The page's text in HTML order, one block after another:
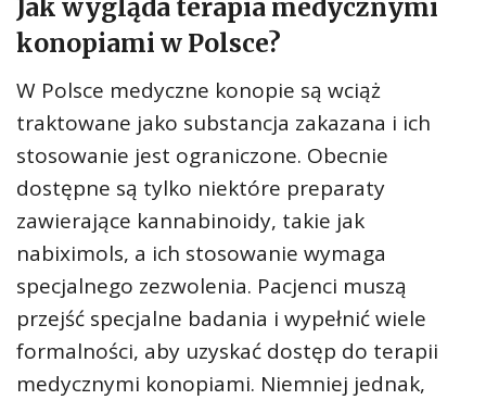
Jak wygląda terapia medycznymi
konopiami w Polsce?
W Polsce medyczne konopie są wciąż
traktowane jako substancja zakazana i ich
stosowanie jest ograniczone. Obecnie
dostępne są tylko niektóre preparaty
zawierające kannabinoidy, takie jak
nabiximols, a ich stosowanie wymaga
specjalnego zezwolenia. Pacjenci muszą
przejść specjalne badania i wypełnić wiele
formalności, aby uzyskać dostęp do terapii
medycznymi konopiami. Niemniej jednak,